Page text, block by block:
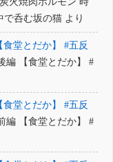
で呑む坂の猫 より
堂とだか】 #五反
編 【食堂とだか】 #
堂とだか】 #五反
編 【食堂とだか】 #